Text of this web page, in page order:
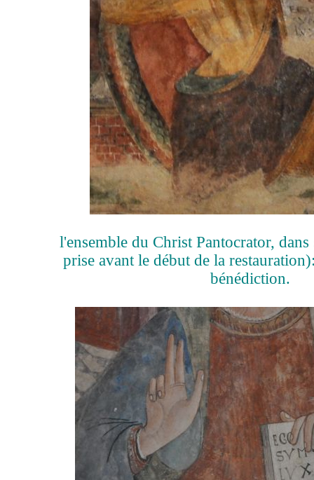
l'ensemble du Christ Pantocrator,
prise avant le début de la
bénédiction.